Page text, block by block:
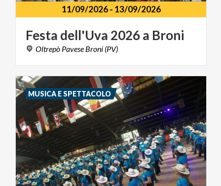
11/09/2026- 13/09/2026
Festa dell'Uva 2026a Broni
Oltrepò Pavese Broni (PV)
MUSICA E SPETTACOLO